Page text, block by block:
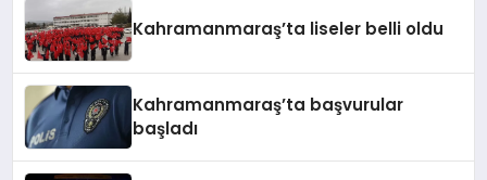
Kahramanmaraş’ta liseler belli oldu
Kahramanmaraş’ta başvurular
başladı